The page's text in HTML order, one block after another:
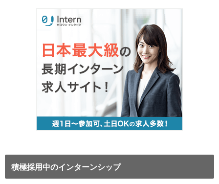
積極採用中のインターンシップ